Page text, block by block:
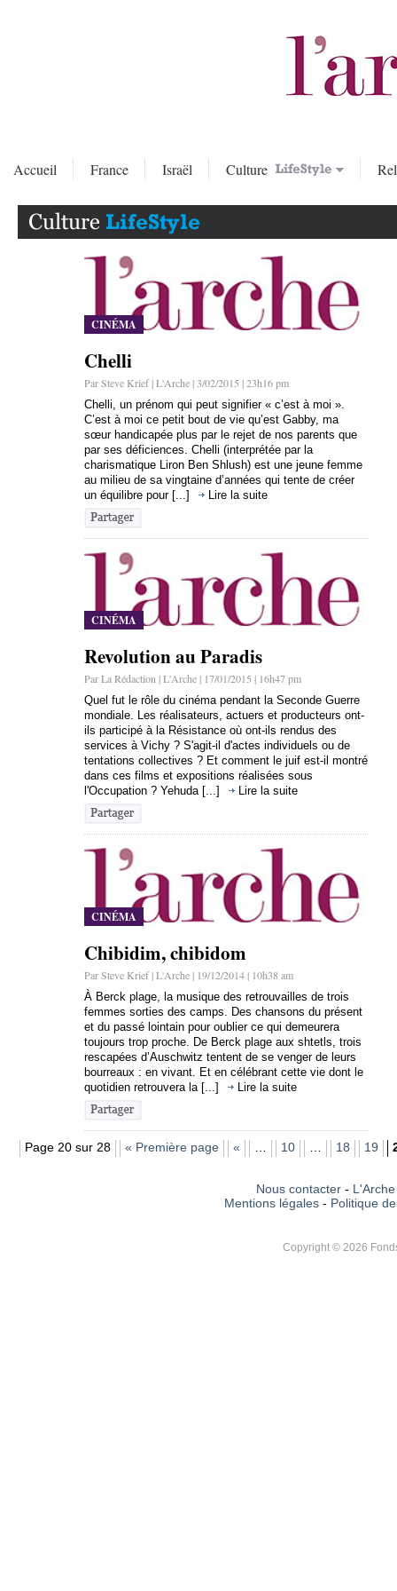
Accueil France Israël Culture
CINÉMA
Chelli
Par Steve Krief | L'Arche | 3/02/2015 | 23h16 pm
Chelli, un prénom qui peut signifier « c’est à moi ».
C’est à moi ce petit bout de vie qu’est Gabby, ma
sœur handicapée plus par le rejet de nos parents que
par ses déficiences. Chelli (interprétée par la
charismatique Liron Ben Shlush) est une jeune femme
au milieu de sa vingtaine d’années qui tente de créer
un équilibre pour [...]
Lire la suite
CINÉMA
Revolution au Paradis
Par La Rédaction | L'Arche | 17/01/2015 | 16h47 pm
Quel fut le rôle du cinéma pendant la Seconde Guerre
mondiale. Les réalisateurs, actuers et producteurs ont-
ils participé à la Résistance où ont-ils rendus des
services à Vichy ? S'agit-il d'actes individuels ou de
tentations collectives ? Et comment le juif est-il montré
dans ces films et expositions réalisées sous
l'Occupation ? Yehuda [...]
Lire la suite
CINÉMA
Chibidim, chibidom
Par Steve Krief | L'Arche | 19/12/2014 | 10h38 am
À Berck plage, la musique des retrouvailles de trois
femmes sorties des camps. Des chansons du présent
et du passé lointain pour oublier ce qui demeurera
toujours trop proche. De Berck plage aux shtetls, trois
rescapées d’Auschwitz tentent de se venger de leurs
bourreaux : en vivant. Et en célébrant cette vie dont le
quotidien retrouvera la [...]
Lire la suite
Page 20 sur 28 « Première page « 10 18 19
Nous contacter-
Mentions légales - Politique
Copyright © 2026